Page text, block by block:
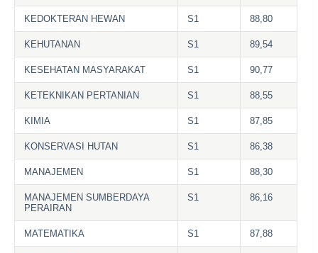
KEDOKTERAN HEWAN S1 88,80
KEHUTANAN S1 89,54
KESEHATAN MASYARAKAT S1 90,77
KETEKNIKAN PERTANIAN S1 88,55
KIMIA S1 87,85
KONSERVASI HUTAN S1 86,38
MANAJEMEN S1 88,30
MANAJEMEN SUMBERDAYA
PERAIRAN
S1 86,16
MATEMATIKA S1 87,88